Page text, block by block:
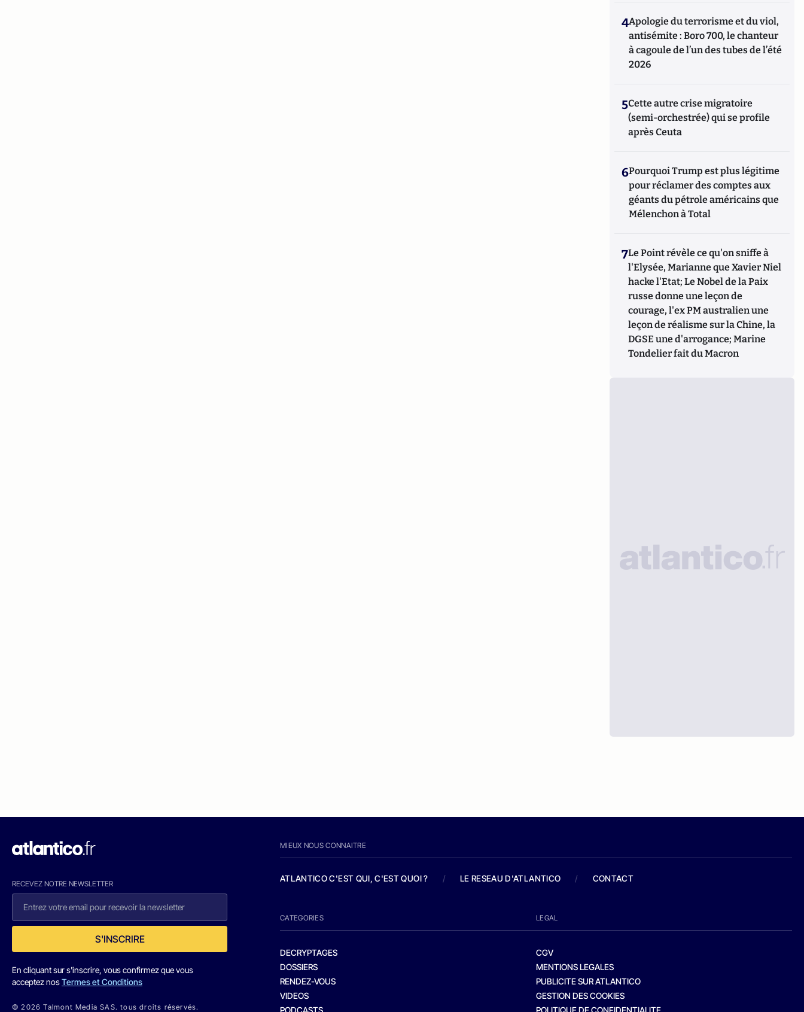
4Apologie du terrorisme et du viol,
antisémite : Boro 700, le chanteur
à cagoule de l’un des tubes de l’été
2026
5Cette autre crise migratoire
(semi-orchestrée) qui se profile
après Ceuta
6Pourquoi Trump est plus légitime
pour réclamer des comptes aux
géants du pétrole américains que
Mélenchon à Total
7Le Point révèle ce qu'on sniffe à
l'Elysée, Marianne que Xavier Niel
hacke l'Etat; Le Nobel de la Paix
russe donne une leçon de
courage, l'ex PM australien une
leçon de réalisme sur la Chine, la
DGSE une d'arrogance; Marine
Tondelier fait du Macron
RECEVEZ NOTRE NEWSLETTER
S'INSCRIRE
En cliquant sur s'inscrire, vous confirmez que vous
acceptez nosTermes et Conditions
© 2026 Talmont Media SAS. tous droits réservés.
MIEUX NOUS CONNAITRE
ATLANTICO C'EST QUI, C'EST QUOI ? / LE RESEAU D'ATLANTICO / CONTACT
CATEGORIES
DECRYPTAGES
DOSSIERS
RENDEZ-VOUS
VIDEOS
PODCASTS
LEGAL
CGV
MENTIONS LEGALES
PUBLICITE SUR ATLANTICO
GESTION DES COOKIES
POLITIQUE DE CONFIDENTIALITE